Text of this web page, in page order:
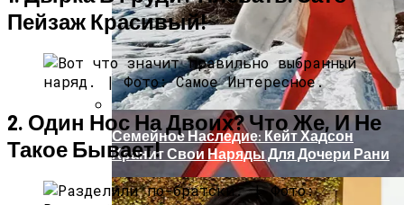
Семейное Наследие: Кейт Хадсон
Хранит Свои Наряды Для Дочери Рани
Пейзаж Красивый!
2. Один Нос На Двоих? Что Же, И Не
Такое Бывает!